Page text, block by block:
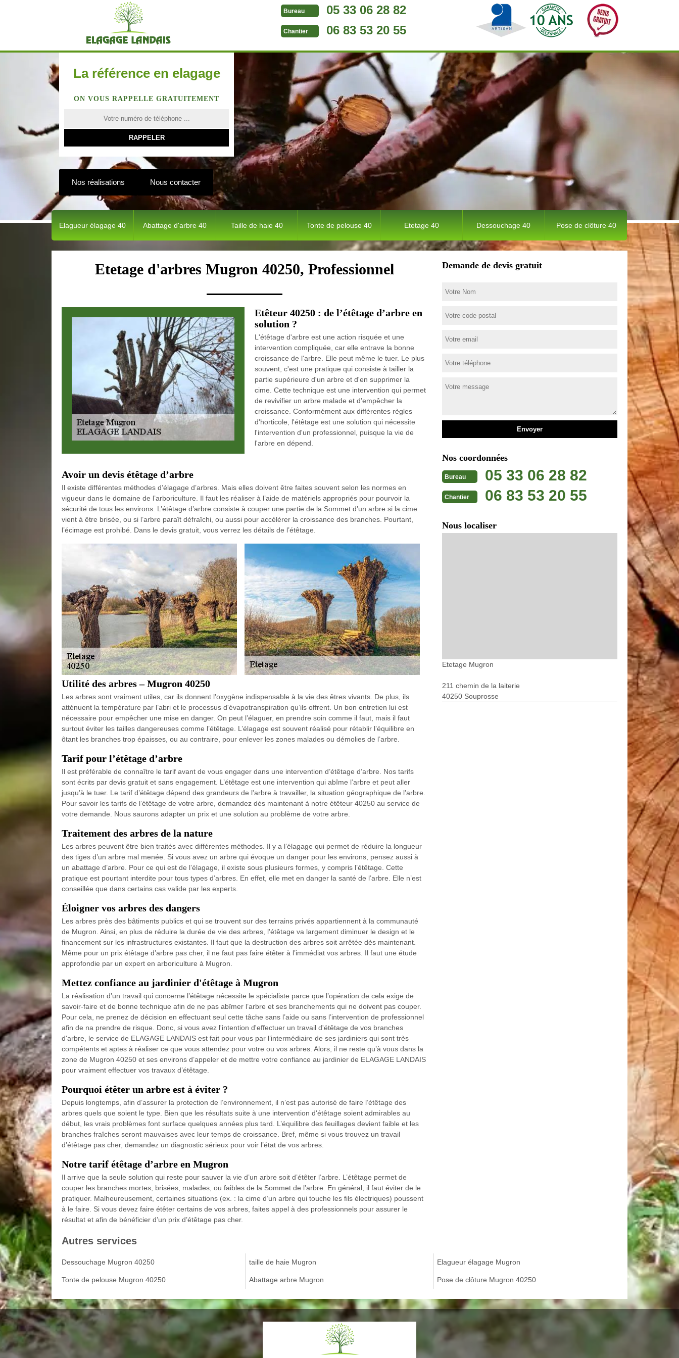
Bureau 05 33 06 28 82
Chantier 06 83 53 20 55
La référence en elagage
ON VOUS RAPPELLE GRATUITEMENT
Nos réalisations Nous contacter
Elagueur élagage 40 Abattage d'arbre 40 Taille de haie 40 Tonte de pelouse 40 Etetage 40 Dessouchage 40 Pose de clôture 40
Etetage d'arbres Mugron 40250, Professionnel
Etêteur 40250 : de l’étêtage d’arbre en
solution ?
L'étêtage d'arbre est une action risquée et une
intervention compliquée, car elle entrave la bonne
croissance de l'arbre. Elle peut même le tuer. Le plus
souvent, c'est une pratique qui consiste à tailler la
partie supérieure d'un arbre et d'en supprimer la
cime. Cette technique est une intervention qui permet
de revivifier un arbre malade et d’empêcher la
croissance. Conformément aux différentes règles
d'horticole, l'étêtage est une solution qui nécessite
l'intervention d'un professionnel, puisque la vie de
l'arbre en dépend.
Avoir un devis étêtage d’arbre
Il existe différentes méthodes d’élagage d’arbres. Mais elles doivent être faites souvent selon les normes en
vigueur dans le domaine de l’arboriculture. Il faut les réaliser à l’aide de matériels appropriés pour pourvoir la
sécurité de tous les environs. L’étêtage d’arbre consiste à couper une partie de la Sommet d’un arbre si la cime
vient à être brisée, ou si l’arbre paraît défraîchi, ou aussi pour accélérer la croissance des branches. Pourtant,
l’écimage est prohibé. Dans le devis gratuit, vous verrez les détails de l’étêtage.
Utilité des arbres – Mugron 40250
Les arbres sont vraiment utiles, car ils donnent l'oxygène indispensable à la vie des êtres vivants. De plus, ils
atténuent la température par l’abri et le processus d'évapotranspiration qu’ils offrent. Un bon entretien lui est
nécessaire pour empêcher une mise en danger. On peut l’élaguer, en prendre soin comme il faut, mais il faut
surtout éviter les tailles dangereuses comme l’étêtage. L’élagage est souvent réalisé pour rétablir l’équilibre en
ôtant les branches trop épaisses, ou au contraire, pour enlever les zones malades ou démolies de l’arbre.
Tarif pour l’étêtage d’arbre
Il est préférable de connaître le tarif avant de vous engager dans une intervention d’étêtage d’arbre. Nos tarifs
sont écrits par devis gratuit et sans engagement. L’étêtage est une intervention qui abîme l’arbre et peut aller
jusqu’à le tuer. Le tarif d’étêtage dépend des grandeurs de l'arbre à travailler, la situation géographique de l’arbre.
Pour savoir les tarifs de l’étêtage de votre arbre, demandez dès maintenant à notre étêteur 40250 au service de
votre demande. Nous saurons adapter un prix et une solution au problème de votre arbre.
Traitement des arbres de la nature
Les arbres peuvent être bien traités avec différentes méthodes. Il y a l’élagage qui permet de réduire la longueur
des tiges d’un arbre mal menée. Si vous avez un arbre qui évoque un danger pour les environs, pensez aussi à
un abattage d’arbre. Pour ce qui est de l’élagage, il existe sous plusieurs formes, y compris l’étêtage. Cette
pratique est pourtant interdite pour tous types d’arbres. En effet, elle met en danger la santé de l’arbre. Elle n’est
conseillée que dans certains cas valide par les experts.
Éloigner vos arbres des dangers
Les arbres près des bâtiments publics et qui se trouvent sur des terrains privés appartiennent à la communauté
de Mugron. Ainsi, en plus de réduire la durée de vie des arbres, l'étêtage va largement diminuer le design et le
financement sur les infrastructures existantes. Il faut que la destruction des arbres soit arrêtée dès maintenant.
Même pour un prix étêtage d’arbre pas cher, il ne faut pas faire étêter à l’immédiat vos arbres. Il faut une étude
approfondie par un expert en arboriculture à Mugron.
Mettez confiance au jardinier d'étêtage à Mugron
La réalisation d’un travail qui concerne l’étêtage nécessite le spécialiste parce que l’opération de cela exige de
savoir-faire et de bonne technique afin de ne pas abîmer l’arbre et ses branchements qui ne doivent pas couper.
Pour cela, ne prenez de décision en effectuant seul cette tâche sans l’aide ou sans l’intervention de professionnel
afin de na prendre de risque. Donc, si vous avez l'intention d'effectuer un travail d'étêtage de vos branches
d'arbre, le service de ELAGAGE LANDAIS est fait pour vous par l’intermédiaire de ses jardiniers qui sont très
compétents et aptes à réaliser ce que vous attendez pour votre ou vos arbres. Alors, il ne reste qu’à vous dans la
zone de Mugron 40250 et ses environs d’appeler et de mettre votre confiance au jardinier de ELAGAGE LANDAIS
pour vraiment effectuer vos travaux d’étêtage.
Pourquoi étêter un arbre est à éviter ?
Depuis longtemps, afin d’assurer la protection de l’environnement, il n’est pas autorisé de faire l’étêtage des
arbres quels que soient le type. Bien que les résultats suite à une intervention d'étêtage soient admirables au
début, les vrais problèmes font surface quelques années plus tard. L’équilibre des feuillages devient faible et les
branches fraîches seront mauvaises avec leur temps de croissance. Bref, même si vous trouvez un travail
d’étêtage pas cher, demandez un diagnostic sérieux pour voir l’état de vos arbres.
Notre tarif étêtage d’arbre en Mugron
Il arrive que la seule solution qui reste pour sauver la vie d’un arbre soit d’étêter l’arbre. L’étêtage permet de
couper les branches mortes, brisées, malades, ou faibles de la Sommet de l’arbre. En général, il faut éviter de le
pratiquer. Malheureusement, certaines situations (ex. : la cime d’un arbre qui touche les fils électriques) poussent
à le faire. Si vous devez faire étêter certains de vos arbres, faites appel à des professionnels pour assurer le
résultat et afin de bénéficier d’un prix d’étêtage pas cher.
Demande de devis gratuit
Nos coordonnées
Bureau 05 33 06 28 82
Chantier 06 83 53 20 55
Nous localiser
Etetage Mugron
211 chemin de la laiterie
40250 Souprosse
Autres services
Dessouchage Mugron 40250
Tonte de pelouse Mugron 40250
taille de haie Mugron
Abattage arbre Mugron
Elagueur élagage Mugron
Pose de clôture Mugron 40250